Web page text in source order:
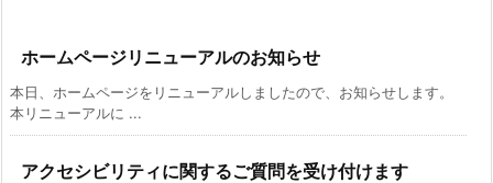
ホームページリニューアルのお知らせ
本日、ホームページをリニューアルしましたので、お知らせします。
本リニューアルに ...
アクセシビリティに関するご質問を受け付けます